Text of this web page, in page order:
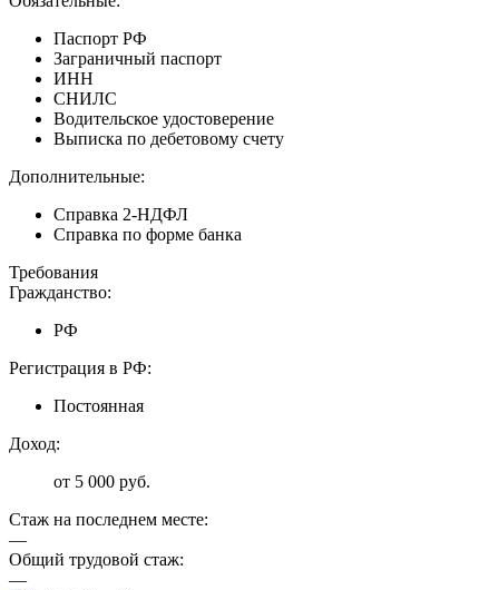
Паспорт РФ
Заграничный паспорт
ИНН
СНИЛС
Водительское удостоверение
Выписка по дебетовому счету
Дополнительные:
Справка 2-НДФЛ
Справка по форме банка
Требования
Гражданство:
РФ
Регистрация в РФ:
Постоянная
Доход:
от 5 000 руб.
Стаж на последнем месте:
—
Общий трудовой стаж:
—